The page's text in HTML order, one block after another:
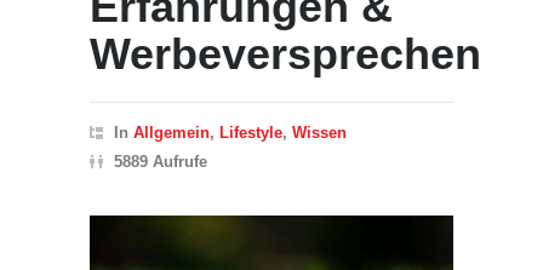
Werbeversprechen
In Allgemein, Lifestyle, Wissen
5889 Aufrufe